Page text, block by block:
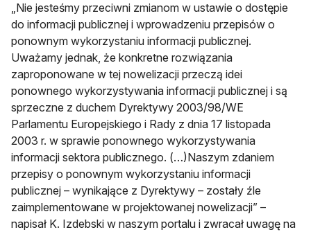
„Nie jesteśmy przeciwni zmianom w ustawie o dostępie
do informacji publicznej i wprowadzeniu przepisów o
ponownym wykorzystaniu informacji publicznej.
Uważamy jednak, że konkretne rozwiązania
zaproponowane w tej nowelizacji przeczą idei
ponownego wykorzystywania informacji publicznej i są
sprzeczne z duchem Dyrektywy 2003/98/WE
Parlamentu Europejskiego i Rady z dnia 17 listopada
2003 r. w sprawie ponownego wykorzystywania
informacji sektora publicznego. (…)Naszym zdaniem
przepisy o ponownym wykorzystaniu informacji
publicznej – wynikające z Dyrektywy – zostały źle
zaimplementowane w projektowanej nowelizacji” –
napisał K. Izdebski w naszym portalu i zwracał uwagę na